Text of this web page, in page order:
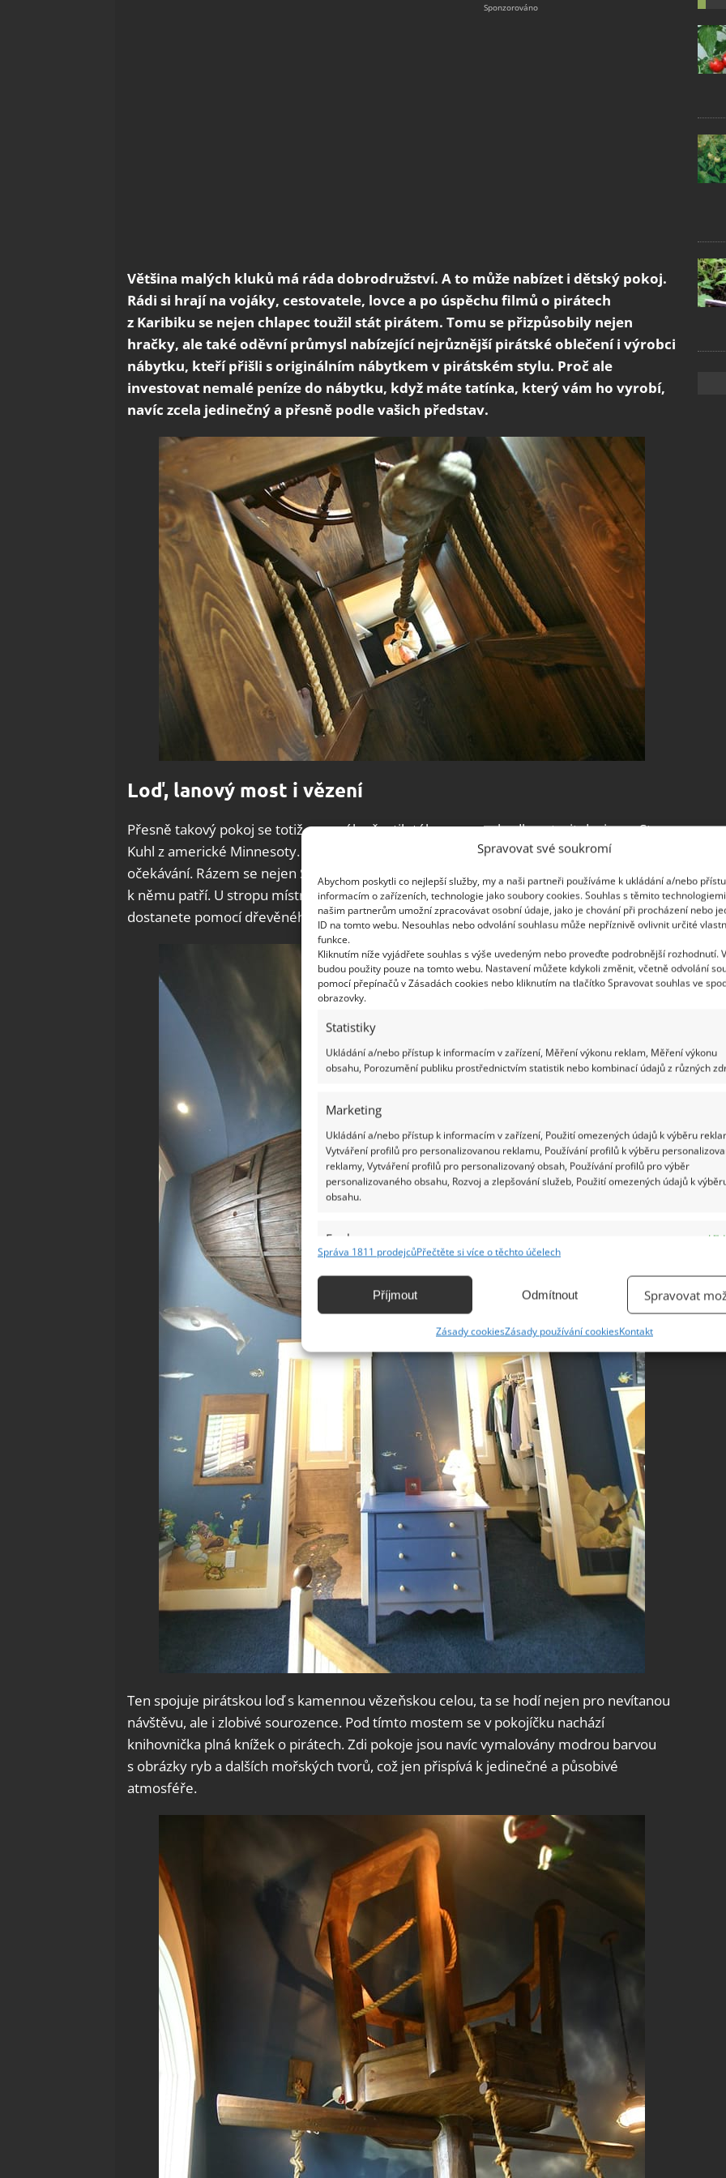
Spravovat své soukromí
Abychom poskytli co nejlepší služby, my a naši partneři používáme k ukládání a/nebo
informacím o zařízeních, technologie jako soubory cookies. Souhlas s těmito
našim partnerům umožní zpracovávat osobní údaje, jako je chování při procházení nebo
ID na tomto webu. Nesouhlas nebo odvolání souhlasu může nepříznivě ovlivnit určité
funkce.
Kliknutím níže vyjádřete souhlas s výše uvedeným nebo proveďte podrobnější rozhodnutí.
budou použity pouze na tomto webu. Nastavení můžete kdykoli změnit, včetně odvolání
pomocí přepínačů v Zásadách cookies nebo kliknutím na tlačítko Spravovat souhlas ve
obrazovky.
Statistiky
Ukládání a/nebo přístup k informacím v zařízení, Měření výkonu reklam, Měření výkonu
obsahu, Porozumění publiku prostřednictvím statistik nebo kombinací údajů z různých
Marketing
Ukládání a/nebo přístup k informacím v zařízení, Použití omezených údajů k výběru
Vytváření profilů pro personalizovanou reklamu, Používání profilů k výběru
reklamy, Vytváření profilů pro personalizovaný obsah, Používání profilů pro výběr
personalizovaného obsahu, Rozvoj a zlepšování služeb, Použití omezených údajů k
obsahu.
Funkce
Identifikace zařízení na základě automaticky přenášených informací.
základě aktivně vyžádaných informací.
Zajištění bezpečnosti, předcházení a zjišťování podvodů a
odstraňování chyb, Poskytování a zobrazování reklamy a obsahu,
Ukládání a sdělování voleb ochrany osobních údajů.
Správa 1811 prodejcůPřečtěte si více o těchto účelech
Příjmout Odmítnout Spravovat
Zásady cookiesZásady používání cookiesKontakt
Většina malých kluků má ráda dobrodružství. A to může nabízet i dětský pokoj.
Rádi si hrají na vojáky, cestovatele, lovce a po úspěchu filmů o pirátech
z Karibiku se nejen chlapec toužil stát pirátem. Tomu se přizpůsobily nejen
hračky, ale také oděvní průmysl nabízející nejrůznější pirátské oblečení i výrobci
nábytku, kteří přišli s originálním nábytkem v pirátském stylu. Proč ale
investovat nemalé peníze do nábytku, když máte tatínka, který vám ho vyrobí,
navíc zcela jedinečný a přesně podle vašich představ.
Loď, lanový most i vězení
Přesně takový pokoj se totiž pro svého šestiletého syna rozhodl postavit designer Steve
Kuhl z americké Minnesoty. Výsledek, který můžete vidět v naší fotogalerii, předčí vaše
očekávání. Rázem se nejen Stevův malý syn, ale i vy ocitnete ve světě pirátů se vším, co
k němu patří. U stropu místnosti se nachází dřevěná pirátská loď, na kterou se
dostanete pomocí dřevěného žebříku a následně visutého lanového mostu.
Ten spojuje pirátskou loď s kamennou vězeňskou celou, ta se hodí nejen pro nevítanou
návštěvu, ale i zlobivé sourozence. Pod tímto mostem se v pokojíčku nachází
knihovnička plná knížek o pirátech. Zdi pokoje jsou navíc vymalovány modrou barvou
s obrázky ryb a dalších mořských tvorů, což jen přispívá k jedinečné a působivé
atmosféře.